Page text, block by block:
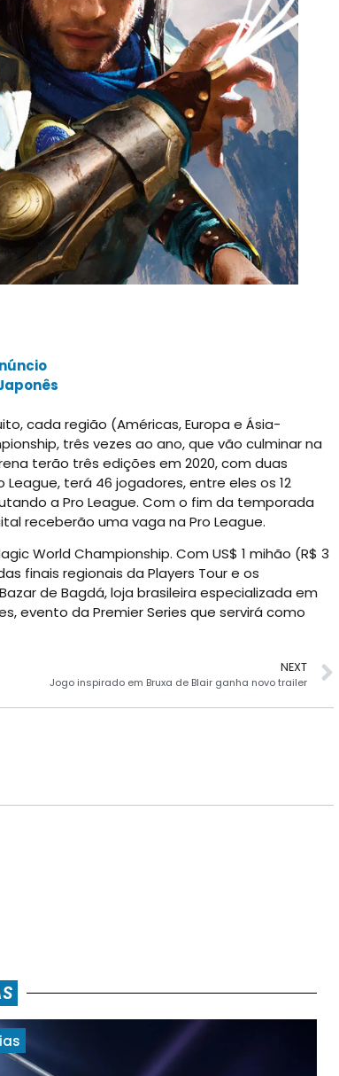
cada região (Américas, Europa e Ásia-
três vezes ao ano, que vão culminar na
terão três edições em 2020, com duas
terá 46 jogadores, entre eles os 12
a Pro League. Com o fim da temporada
receberão uma vaga na Pro League.
World Championship. Com US$ 1 mihão (R$ 3
finais regionais da Players Tour e os
de Bagdá, loja brasileira especializada em
evento da Premier Series que servirá como
NEXT
Jogo inspirado em Bruxa de Blair ganha novo trailer